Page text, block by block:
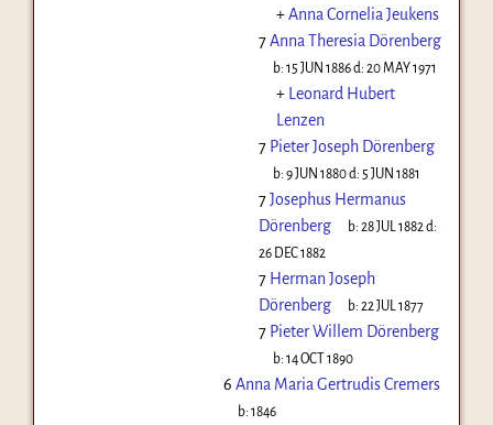
+Anna Cornelia Jeukens
7Anna Theresia Dörenberg
b:15 JUN 1886d:20 MAY 1971
+ Leonard Hubert
Lenzen
7 Pieter Joseph Dörenberg
b:9 JUN 1880d: 5 JUN 1881
7Josephus Hermanus
Dörenberg
b:28 JUL 1882 d:
26 DEC 1882
7 Herman Joseph
Dörenberg
b:22 JUL 1877
7 Pieter Willem Dörenberg
b:14 OCT 1890
6 Anna Maria Gertrudis Cremers
b:1846